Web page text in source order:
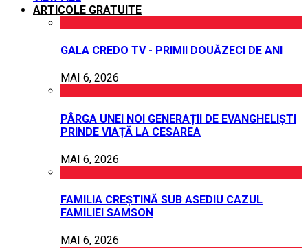
ARTICOLE GRATUITE
GALA CREDO TV - PRIMII DOUĂZECI DE ANI
MAI 6, 2026
PÂRGA UNEI NOI GENERAȚII DE EVANGHELIȘTI
PRINDE VIAȚĂ LA CESAREA
MAI 6, 2026
FAMILIA CREȘTINĂ SUB ASEDIU CAZUL
FAMILIEI SAMSON
MAI 6, 2026